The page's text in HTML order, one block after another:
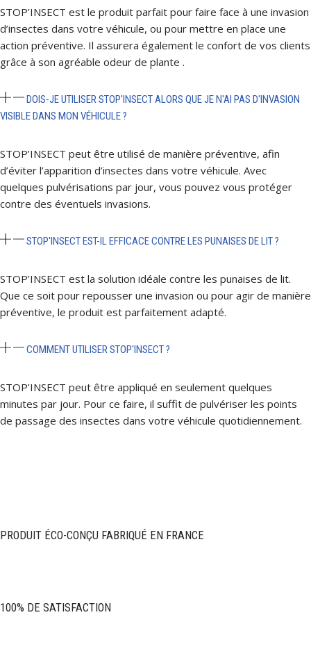
STOP’INSECT est le produit parfait pour faire face à une invasion
d’insectes dans votre véhicule, ou pour mettre en place une
action préventive. Il assurera également le confort de vos clients
grâce à son agréable odeur de plante .
DOIS-JE UTILISER STOP'INSECT ALORS QUE JE N'AI PAS D'INVASION
VISIBLE DANS MON VÉHICULE ?
STOP’INSECT peut être utilisé de manière préventive, afin
d’éviter l’apparition d’insectes dans votre véhicule. Avec
quelques pulvérisations par jour, vous pouvez vous protéger
contre des éventuels invasions.
STOP'INSECT EST-IL EFFICACE CONTRE LES PUNAISES DE LIT ?
STOP’INSECT est la solution idéale contre les punaises de lit.
Que ce soit pour repousser une invasion ou pour agir de manière
préventive, le produit est parfaitement adapté.
COMMENT UTILISER STOP'INSECT ?
STOP’INSECT peut être appliqué en seulement quelques
minutes par jour. Pour ce faire, il suffit de pulvériser les points
de passage des insectes dans votre véhicule quotidiennement.
PRODUIT ÉCO-CONÇU FABRIQUÉ EN FRANCE
100% DE SATISFACTION